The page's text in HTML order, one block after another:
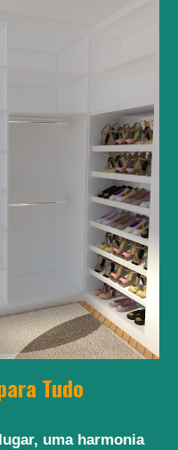
Tudo
uma harmonia